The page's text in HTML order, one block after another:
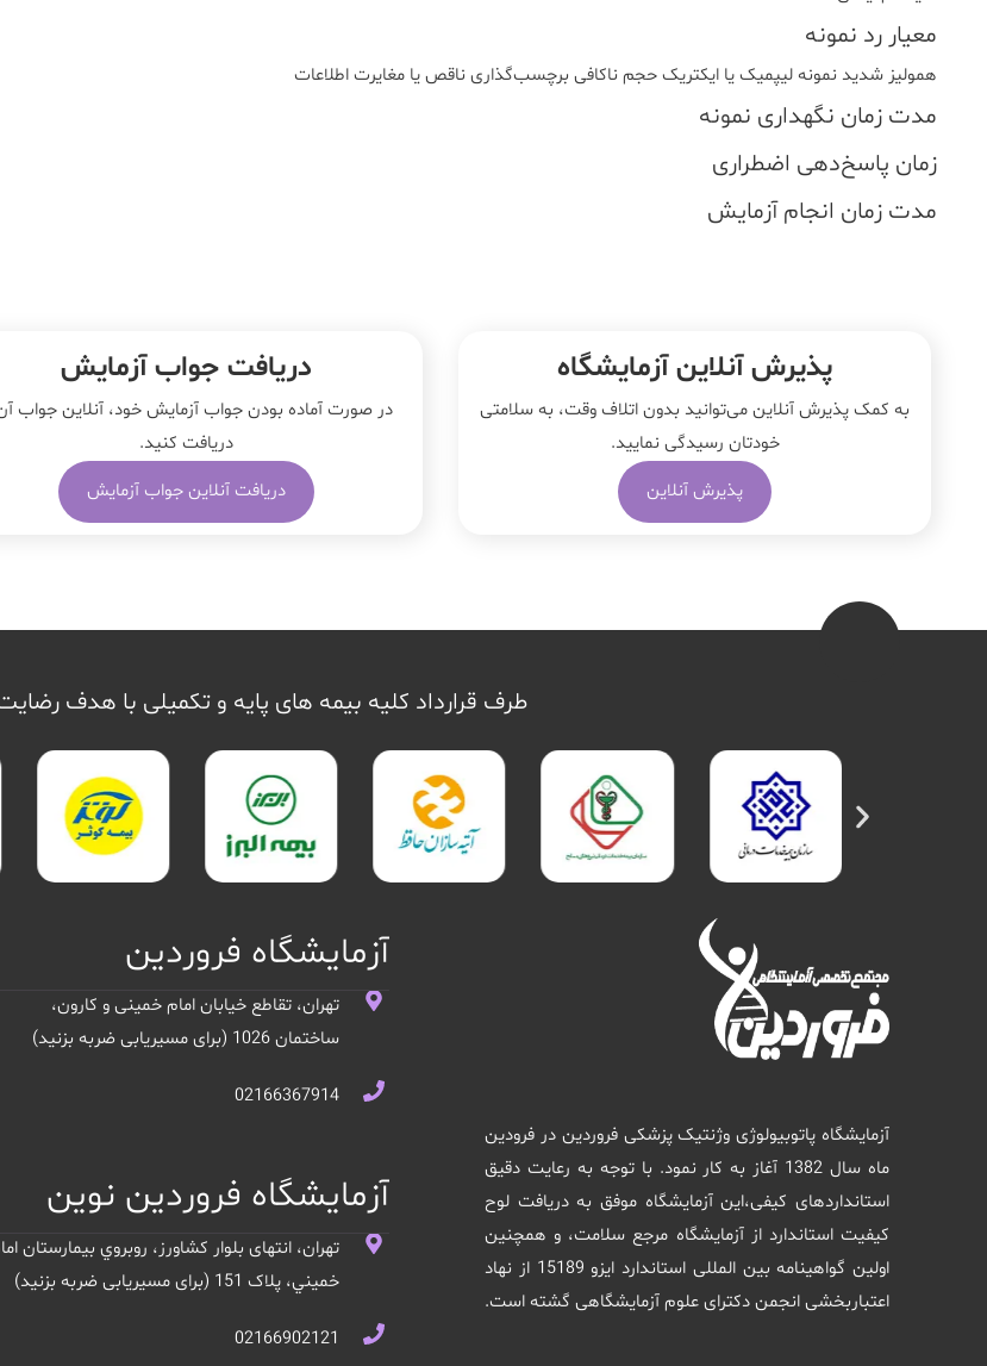
معیار رد نمونه
همولیز شدید نمونه لیپمیک یا ایکتریک حجم ناکافی برچسب‌گذاری ناقص یا مغایرت اطلاعات
مدت زمان نگهداری نمونه
زمان پاسخ‌دهی اضطراری
مدت زمان انجام آزمایش
پذیرش آنلاین آزمایشگاه
به کمک پذیرش آنلاین می‌توانید بدون اتلاف وقت، به سلامتی
خودتان رسیدگی نمایید.
پذیرش آنلاین
دریافت جواب آزمایش
در صورت آماده بودن جواب آزمایش خود، آنلاین جواب‌
دریافت کنید.
دریافت آنلاین جواب آزمایش
طرف قرارداد کلیه بیمه های پایه و تکمیلی با هدف
آزمایشگاه پاتوبیولوژی وژنتیک پزشکی فروردین در فرودین
ماه سال 1382 آغاز به کار نمود. با توجه به رعایت دقیق
استانداردهای کیفی،این آزمایشگاه موفق به دریافت لوح
کیفیت استاندارد از آزمایشگاه مرجع سلامت، و همچنین
اولین گواهینامه بین المللی استاندارد ایزو 15189 از نهاد
اعتباربخشی انجمن دکترای علوم آزمایشگاهی گشته است.
آزمایشگاه فروردین
تهران، تقاطع خیابان امام خمینی و کارون،
ساختمان 1026 (برای مسیریابی ضربه بزنید)
02166367914
آزمایشگاه فروردین نوین
تهران، انتهای بلوار کشاورز، روبروي بيمارستان
خميني، پلاک 151 (برای مسیریابی ضربه بزنید)
02166902121